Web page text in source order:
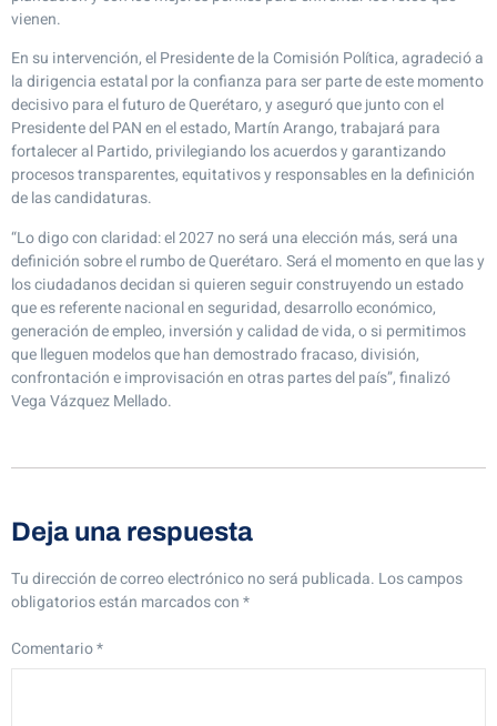
vienen.
En su intervención, el Presidente de la Comisión Política, agradeció a
la dirigencia estatal por la confianza para ser parte de este momento
decisivo para el futuro de Querétaro, y aseguró que junto con el
Presidente del PAN en el estado, Martín Arango, trabajará para
fortalecer al Partido, privilegiando los acuerdos y garantizando
procesos transparentes, equitativos y responsables en la definición
de las candidaturas.
“Lo digo con claridad: el 2027 no será una elección más, será una
definición sobre el rumbo de Querétaro. Será el momento en que las y
los ciudadanos decidan si quieren seguir construyendo un estado
que es referente nacional en seguridad, desarrollo económico,
generación de empleo, inversión y calidad de vida, o si permitimos
que lleguen modelos que han demostrado fracaso, división,
confrontación e improvisación en otras partes del país”, finalizó
Vega Vázquez Mellado.
Deja una respuesta
Tu dirección de correo electrónico no será publicada. Los campos
obligatorios están marcados con*
Comentario*